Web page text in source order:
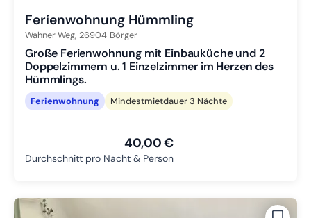
Ferienwohnung Hümmling
Wahner Weg, 26904 Börger
Große Ferienwohnung mit Einbauküche und 2
Doppelzimmern u. 1 Einzelzimmer im Herzen des
Hümmlings.
Ferienwohnung Mindestmietdauer 3 Nächte
40,00 €
Durchschnitt pro Nacht & Person